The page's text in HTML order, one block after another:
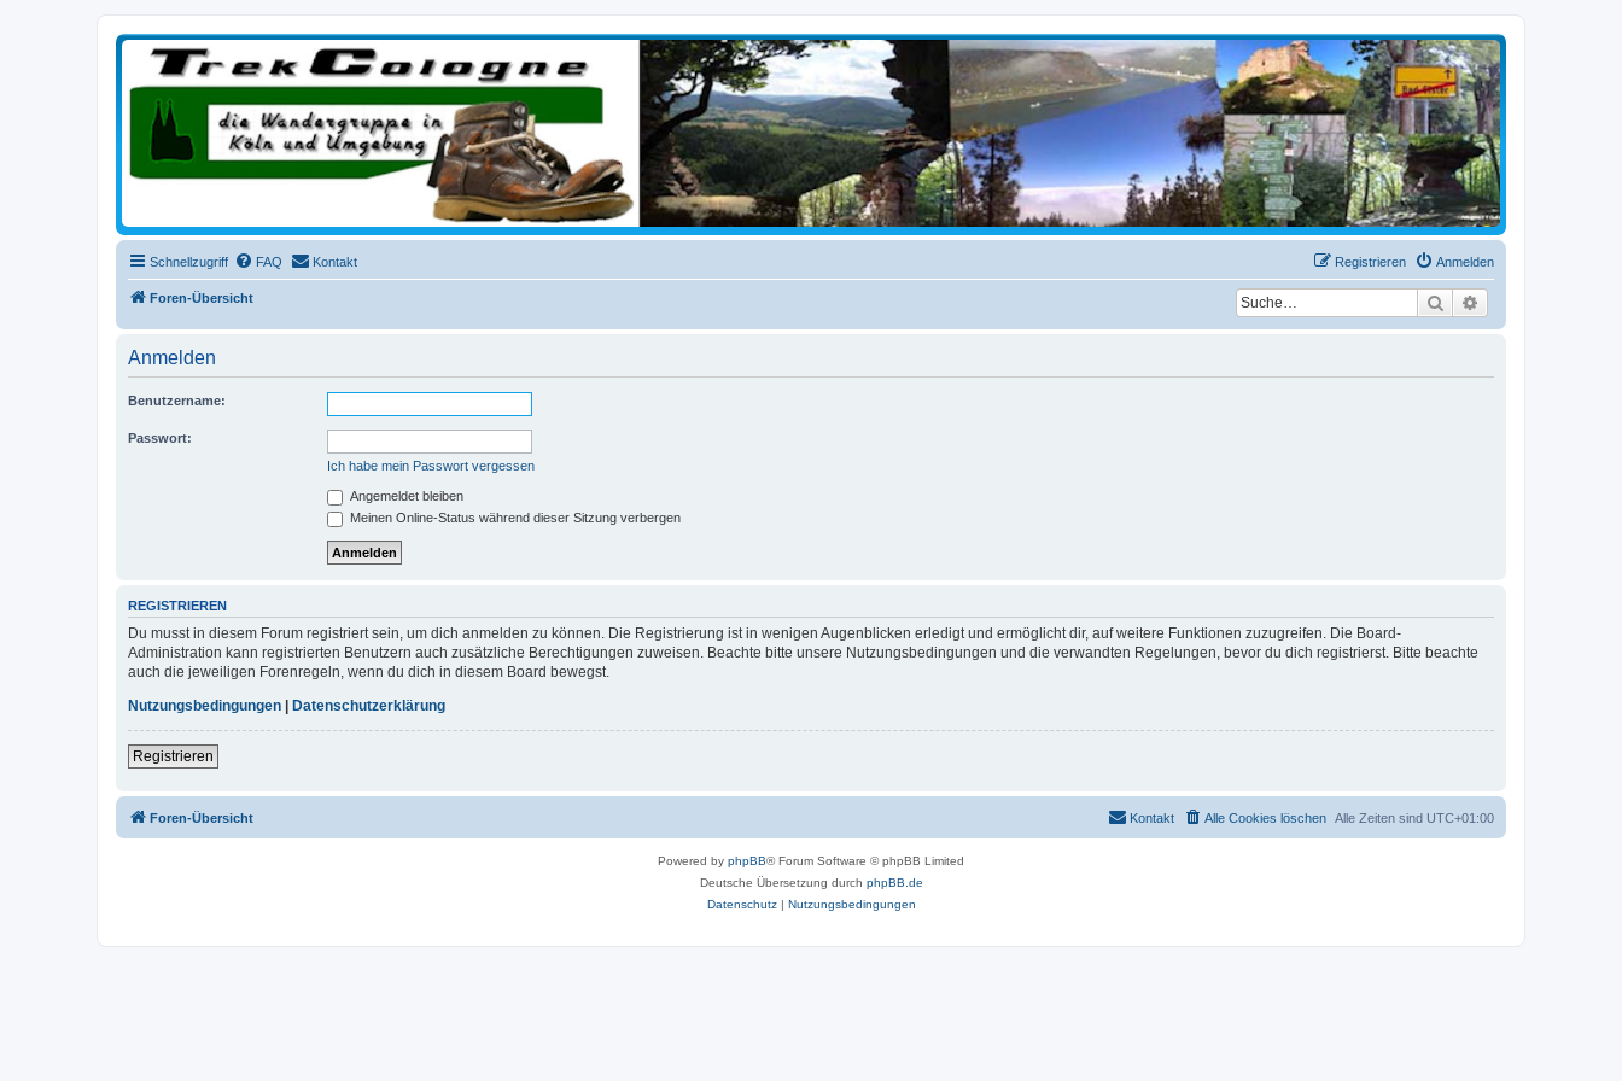
trekcologne.de
Wanderungen rund um Köln
Schnellzugriff FAQ Kontakt Anmelden
Registrieren
Foren-Übersicht Suche
Anmelden
Benutzername:
Passwort:
Ich habe mein Passwort vergessen
Angemeldet bleiben
Meinen Online-Status während dieser Sitzung verbergen
REGISTRIEREN
Du musst in diesem Forum registriert sein, um dich anmelden zu können. Die Registrierung ist in wenigen Augenblicken erledigt und ermöglicht dir, auf weitere Funktionen zuzugreifen. Die Board-
Administration kann registrierten Benutzern auch zusätzliche Berechtigungen zuweisen. Beachte bitte unsere Nutzungsbedingungen und die verwandten Regelungen, bevor du dich registrierst. Bitte beachte
auch die jeweiligen Forenregeln, wenn du dich in diesem Board bewegst.
Nutzungsbedingungen
Datenschutzerklärung
Registrieren
Foren-Übersicht Alle Zeiten sind UTC+01:00
Alle Cookies löschen
Kontakt
Powered by phpBB® Forum Software © phpBB Limited
Deutsche Übersetzung durch phpBB.de
Datenschutz| Nutzungsbedingungen